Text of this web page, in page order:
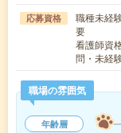
応募資格
職種未経
要
看護師資
問・未経
職場の雰囲気
年齢層